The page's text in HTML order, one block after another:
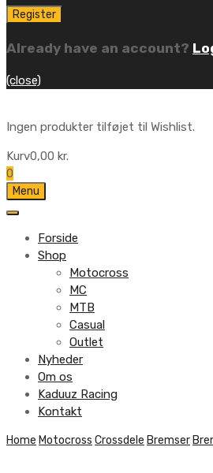
Already have an account?
(close)
Ingen produkter tilføjet til Wishlist.
Kurv0,00 kr.
0
Menu
Forside
Shop
Motocross
MC
MTB
Casual
Outlet
Nyheder
Om os
Kaduuz Racing
Kontakt
Skip
Home Motocross Crossdele Bremser